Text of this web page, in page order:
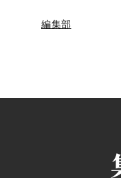
編集部